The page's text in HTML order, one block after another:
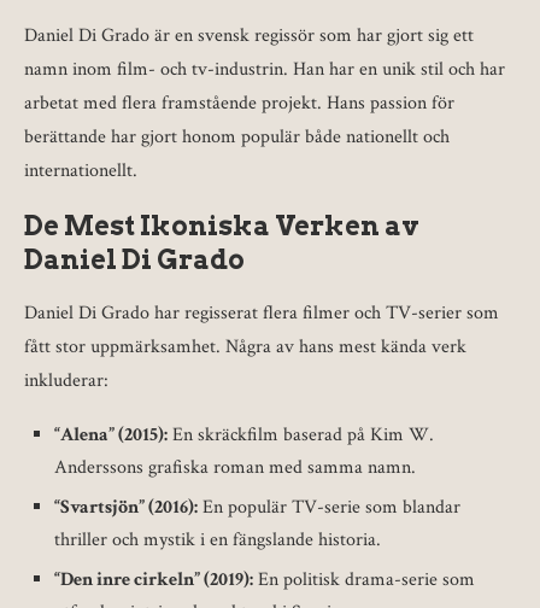
Daniel Di Grado är en svensk regissör som har gjort sig ett
namn inom film- och tv-industrin. Han har en unik stil och har
arbetat med flera framstående projekt. Hans passion för
berättande har gjort honom populär både nationellt och
internationellt.
De Mest Ikoniska Verken av
Daniel Di Grado
Daniel Di Grado har regisserat flera filmer och TV-serier som
fått stor uppmärksamhet. Några av hans mest kända verk
inkluderar:
“Alena” (2015):En skräckfilm baserad på Kim W.
Anderssons grafiska roman med samma namn.
“Svartsjön” (2016):En populär TV-serie som blandar
thriller och mystik i en fängslande historia.
“Den inre cirkeln” (2019):En politisk drama-serie som